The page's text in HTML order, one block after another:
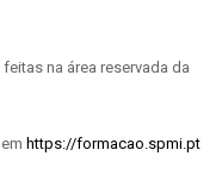
na área reservada da
https://formacao.spmi.pt